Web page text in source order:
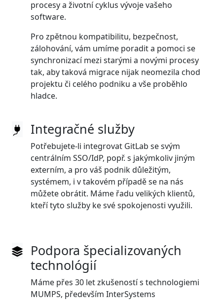
procesy a životní cyklus vývoje vašeho
software.
Pro zpětnou kompatibilitu, bezpečnost,
zálohování, vám umíme poradit a pomoci se
synchronizací mezi starými a novými procesy
tak, aby taková migrace nijak neomezila chod
projektu či celého podniku a vše proběhlo
hladce.
Integračné služby
Potřebujete-li integrovat GitLab se svým
centrálním SSO/IdP, popř. s jakýmkoliv jiným
externím, a pro váš podnik důležitým,
systémem, i v takovém případě se na nás
můžete obrátit. Máme řadu velikých klientů,
kteří tyto služby ke své spokojenosti využili.
Podpora špecializovaných
technológií
Máme přes 30 let zkušeností s technologiemi
MUMPS, především InterSystems